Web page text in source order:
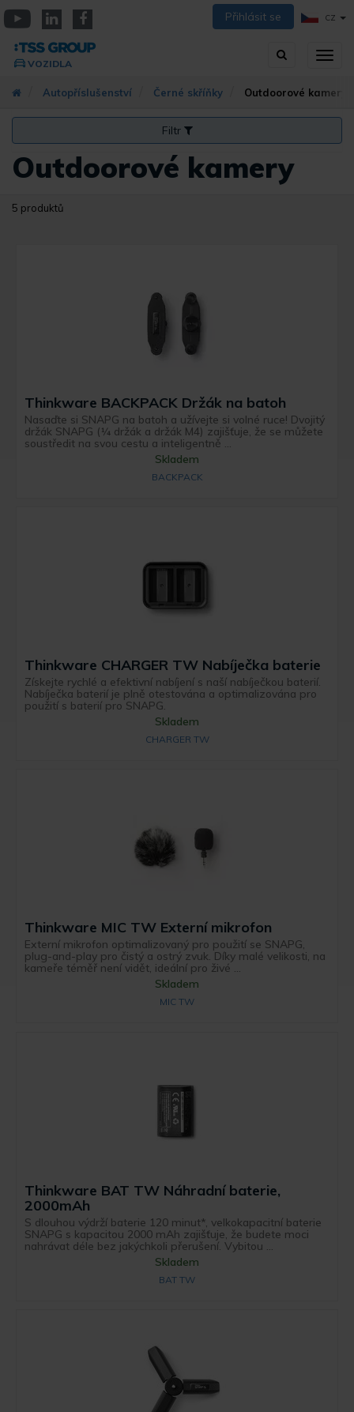
Přejít
k
hlavnímu
obsahu
Přihlásit se CZ
Vyhledávání
VOZIDLA
Autopříslušenství Černé skříňky Outdoorové kamery
Filtr
Outdoorové kamery
5 produktů
Thinkware BACKPACK Držák na batoh
Nasaďte si SNAPG na batoh a užívejte si volné ruce! Dvojitý
držák SNAPG (¼ držák a držák M4) zajišťuje, že se můžete
soustředit na svou cestu a inteligentně ...
Skladem
BACKPACK
Thinkware CHARGER TW Nabíječka baterie
Získejte rychlé a efektivní nabíjení s naší nabíječkou baterií.
Nabíječka baterií je plně otestována a optimalizována pro
použití s baterií pro SNAPG.
Skladem
CHARGER TW
Thinkware MIC TW Externí mikrofon
Externí mikrofon optimalizovaný pro použití se SNAPG,
plug-and-play pro čistý a ostrý zvuk. Díky malé velikosti, na
kameře téměř není vidět, ideální pro živé ...
Skladem
MIC TW
Thinkware BAT TW Náhradní baterie,
2000mAh
S dlouhou výdrží baterie 120 minut*, velkokapacitní baterie
SNAPG s kapacitou 2000 mAh zajišťuje, že budete moci
nahrávat déle bez jakýchkoli přerušení. Vybitou ...
Skladem
BAT TW